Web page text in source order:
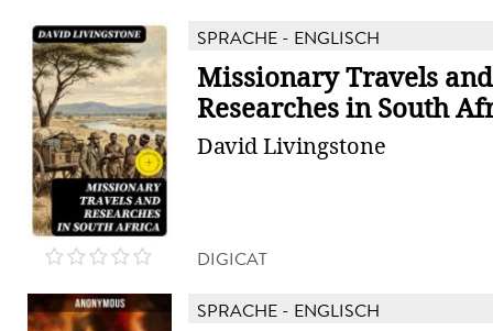
SPRACHE - ENGLISCH
Missionary Travels and
Researches in South
David Livingstone
DIGICAT
SPRACHE - ENGLISCH